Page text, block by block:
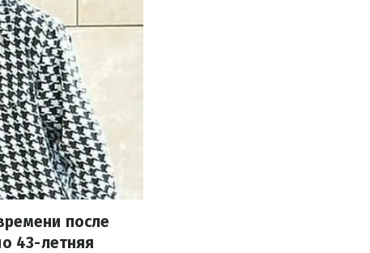
после
43-летняя